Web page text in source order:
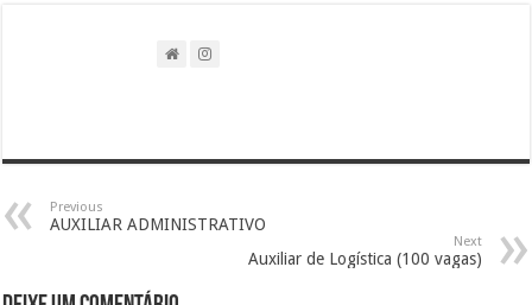
Previous
AUXILIAR ADMINISTRATIVO
Next
Auxiliar de Logística (100 vagas)